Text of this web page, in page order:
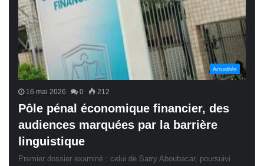
Actualités
16 mai 2026 0 212
Pôle pénal économique financier, des
audiences marquées par la barrière
linguistique
Premier dossier examiné : celui de Barry Aboubacar, poursuivi